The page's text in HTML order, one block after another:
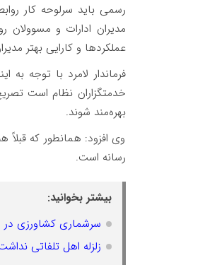
رسمی باید سرلوحه کار
مدیران ادارات و مسوولان
عملکردها و کارایی بهتر
فرماندار لامرد با توجه
خدمتگزاران نظام است
بهره‌مند شوند.
وی افزود: همانطور که
رسانه است.
بیشتر بخوانید:
سرشماری کشاورزی در
زلزله اهل تلفاتی